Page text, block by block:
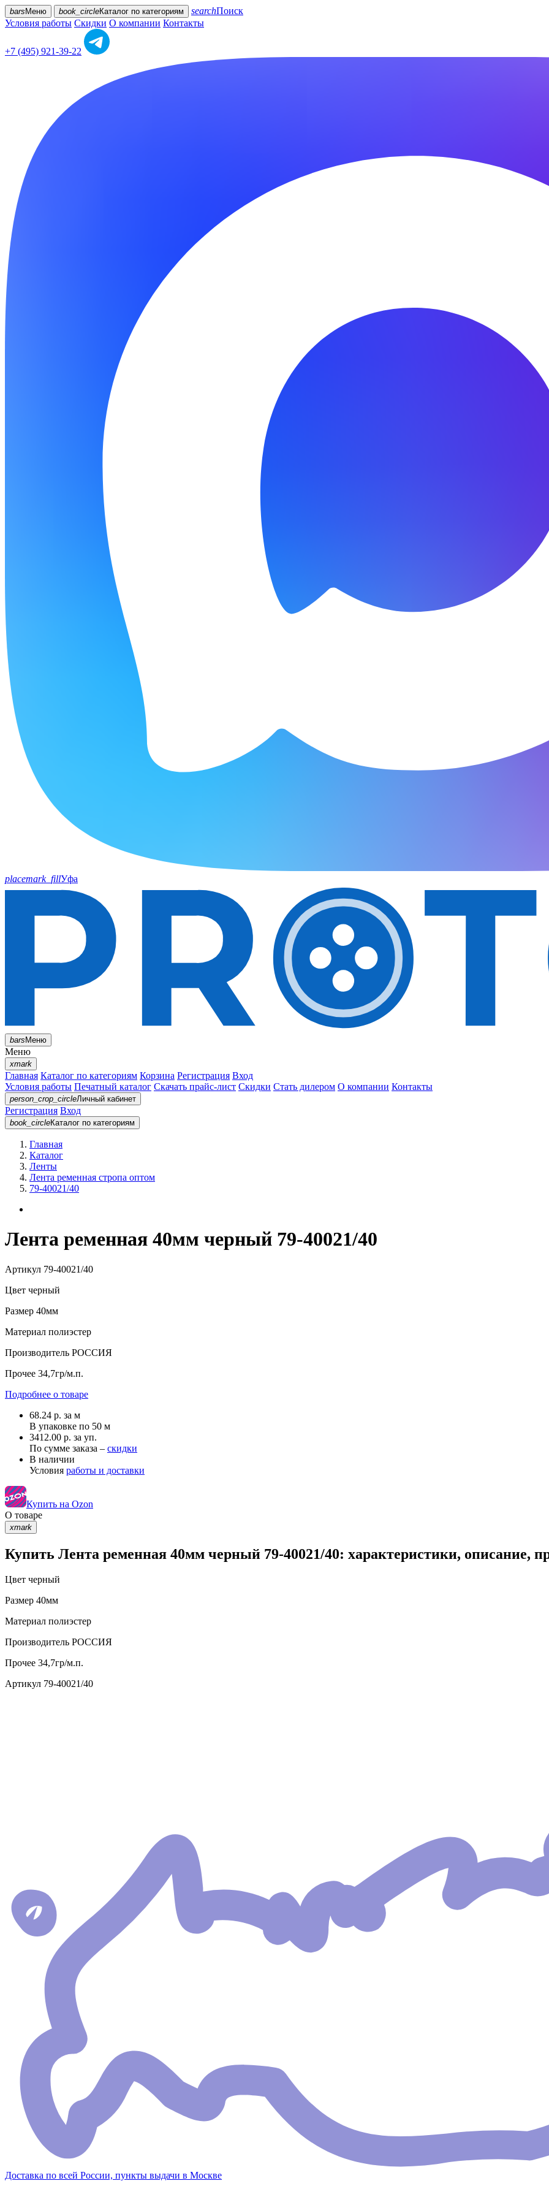
bars Меню book_circleКаталог по категориям searchПоиск
Условия работы Скидки О компании Контакты
+7 (495) 921-39-22
placemark_fillУфа
barsМеню
Меню
xmark
Главная Каталог по категориям Корзина Регистрация Вход
Условия работы Печатный каталог Скачать прайс-лист Скидки Стать дилером О компании Контакты
person_crop_circleЛичный кабинет
Регистрация Вход
book_circleКаталог по категориям
Главная
Каталог
Ленты
Лента ременная стропа оптом
79-40021/40
Лента ременная 40мм черный 79-40021/40
Артикул 79-40021/40
Цвет черный
Размер 40мм
Материал полиэстер
Производитель РОССИЯ
Прочее 34,7гр/м.п.
Подробнее о товаре
68.24 р. за м
В упаковке по 50 м
3412.00 р. за уп.
По сумме заказа – скидки
В наличии
Условия работы и доставки
Купить на Ozon
О товаре
xmark
Купить Лента ременная 40мм черный 79-40021/40: характеристики, описание,
Цвет черный
Размер 40мм
Материал полиэстер
Производитель РОССИЯ
Прочее 34,7гр/м.п.
Артикул 79-40021/40
Доставка по всей России, пункты выдачи в Москве